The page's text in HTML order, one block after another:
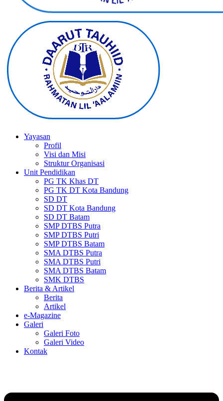
Yayasan
Profil
Visi dan Misi
Struktur Organisasi
Unit Pendidikan
PG TK Khas DT
PG TK DT Kota Bandung
SD DT
SD DT Kota Bandung
SD DT Batam
SMP DTBS Putra
SMP DTBS Putri
SMP DTBS Batam
SMA DTBS Putra
SMA DTBS Putri
SMA DTBS Batam
SMK DTBS
Berita & Artikel
Berita
Artikel
e-Magazine
Galeri
Galeri Foto
Galeri Video
Kontak